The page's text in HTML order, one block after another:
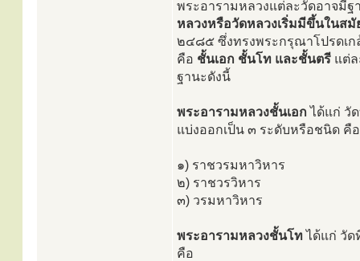
พระอารามหลวงแต่ละวัดอาจมี
หลวงหรือวัดหลวงเริ่มมีขึ้นในสมั
๒๔๘๕ ซึ่งทรงพระกรุณาโปรดเก
คือ ชั้นเอก ชั้นโท และชั้นตรี แต่
ฐานะดังนี้
พระอารามหลวงชั้นเอก ได้แก่ วั
แบ่งออกเป็น ๓ ระดับหรือชนิด คือ
๑) ราชวรมหาวิหาร
๒) ราชวรวิหาร
๓) วรมหาวิหาร
พระอารามหลวงชั้นโทได้แก่ วัด
คือ